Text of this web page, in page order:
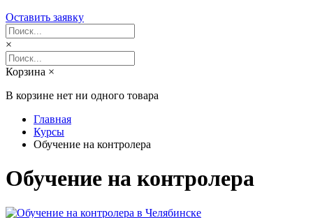
Оставить заявку
×
Корзина ×
В корзине нет ни одного товара
Главная
Курсы
Обучение на контролера
Обучение на контролера